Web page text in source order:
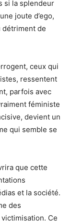
si la splendeur
joute d’ego,
détriment de
ceux qui
ressentent
parfois avec
féministe
devient un
qui semble se
que cette
et la société.
des
Ce